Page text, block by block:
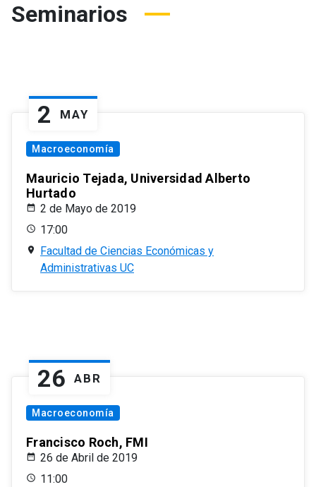
Seminarios
2 MAY
Macroeconomía
Mauricio Tejada, Universidad Alberto
Hurtado
2 de Mayo de 2019
17:00
Facultad de Ciencias Económicas y
Administrativas UC
26 ABR
Macroeconomía
Francisco Roch, FMI
26 de Abril de 2019
11:00